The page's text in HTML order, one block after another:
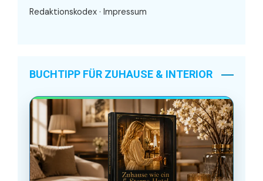
Redaktionskodex · Impressum
BUCHTIPP FÜR ZUHAUSE & INTERIOR